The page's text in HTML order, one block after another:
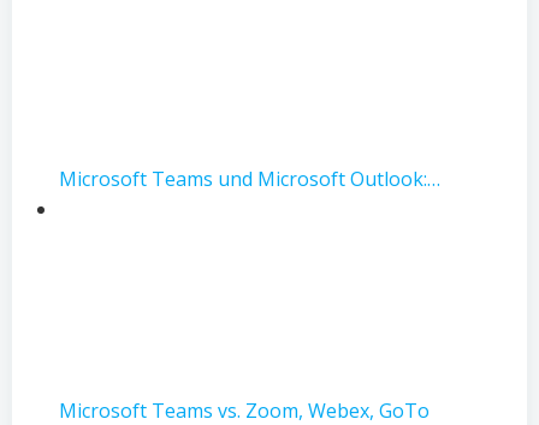
Microsoft Teams und Microsoft Outlook:…
Microsoft Teams vs. Zoom, Webex, GoTo